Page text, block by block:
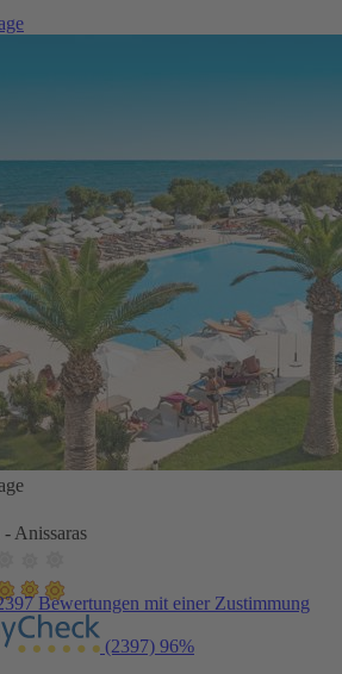
Anissaras
Bewertungen mit einer Zustimmung
(2397) 96%